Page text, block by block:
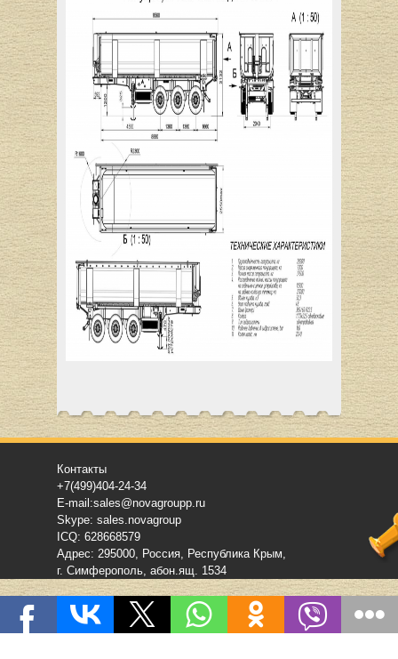
Контакты
+7(499)404-24-34
E-mail:sales@novagroupp.ru
Skype: sales.novagroup
ICQ: 628668579
Адрес: 295000, Россия, Республика Крым,
г. Симферополь, абон.ящ. 1534